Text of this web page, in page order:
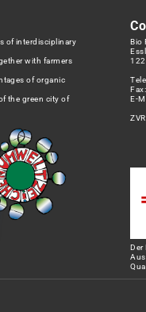
of interdisciplinary
with farmers
of organic
the green city of
Bio
E-
Der